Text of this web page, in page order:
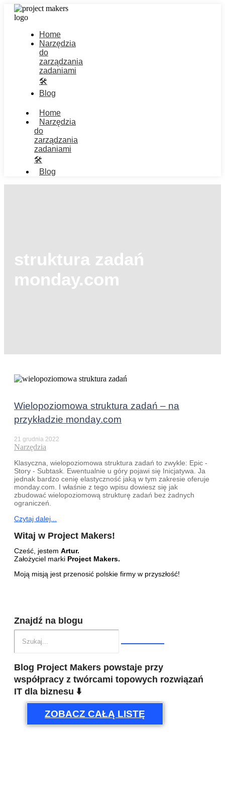
Home
Narzędzia
do
zarządzania
zadaniami
🛠️
Blog
Home
Narzędzia
do
zarządzania
zadaniami
🛠️
Blog
struktura zadań
monday.com
Wielopoziomowa struktura zadań – na
przykładzie monday.com
21 grudnia 2022
Narzędzia
Klasyczna, wielopoziomowa struktura zadań to zwykle: Epic -
Story - Subtask. Ewentualnie u góry pojawi się Inicjatywa. Ja
jednak bardzo cenię elastyczność jaką w tym zakresie oferuje
monday.com. I właśnie z tego wpisu dowiesz się jak
zbudować wielopoziomową strukturę zadań bez żadnych
ograniczeń.
Czytaj dalej...
Witaj w Project Makers!
Cześć, jestem Artur.
Założyciel marki Project Makers.
Moją misją jest przenosić polskie firmy w przyszłość!
Znajdź na blogu
Blog Project Makers powstaje przy
współpracy z twórcami topowych rozwiązań
IT dla biznesu ⬇️
ZOBACZ CAŁĄ LISTĘ